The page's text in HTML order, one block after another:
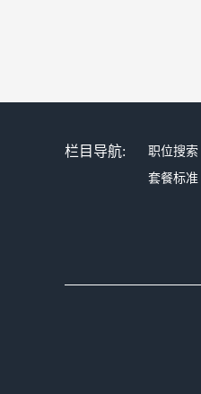
栏目导航: 职位搜索
套餐标准